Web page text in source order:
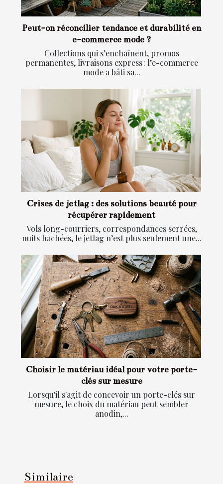
Peut-on réconcilier tendance et durabilité en
e-commerce mode ?
Collections qui s’enchaînent, promos
permanentes, livraisons express : l’e-commerce
mode a bâti sa...
Crises de jetlag : des solutions beauté pour
récupérer rapidement
Vols long-courriers, correspondances serrées,
nuits hachées, le jetlag n’est plus seulement une...
Choisir le matériau idéal pour votre porte-
clés sur mesure
Lorsqu'il s'agit de concevoir un porte-clés sur
mesure, le choix du matériau peut sembler
anodin,...
Similaire